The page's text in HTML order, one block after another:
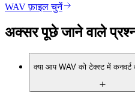
WAV फ़ाइल चुनें
अक्सर पूछे जाने वाले
क्या आप WAV को टेक्स्ट में